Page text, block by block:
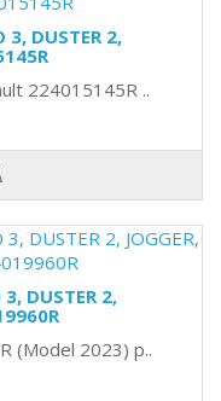
3, DUSTER 2,
224015145R ..
DUSTER 2,
(Model 2023) p..